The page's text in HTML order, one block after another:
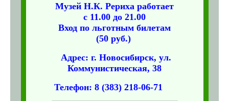
Музей Н.К. Рериха работает
с 11.00 до 21.00
Вход по льготным билетам
(50 руб.)
Адрес: г. Новосибирск, ул.
Коммунистическая, 38
Телефон: 8 (383) 218-06-71